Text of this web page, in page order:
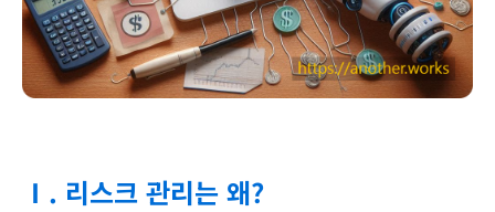
Ⅰ. 리스크 관리는 왜?